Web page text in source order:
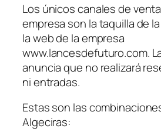
Los únicos canales de
empresa son la taquilla de
la web de la empresa
www.lancesdefuturo.com.
anuncia que no realizará
ni entradas.
Estas son las
Algeciras: